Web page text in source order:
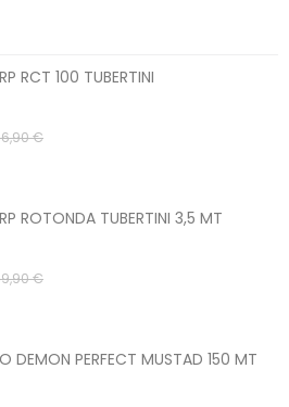
RCT 100 TUBERTINI
€
ROTONDA TUBERTINI 3,5 MT
€
DEMON PERFECT MUSTAD 150 MT